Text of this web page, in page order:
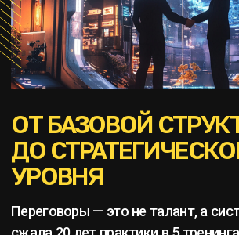
также сохранять партнерские отношения.
Переговоры — это не талант и не «говорить
красиво». Это измеримый набор навыков и
индикаторов: заявлять свою позицию, приводить
аргументы, задавать вопросы, искать win-win
учитывать риски, противостоять манипуляциям и
коварным уловкам, выстраивать переговорные
стратегии, создавать коалиции, управлять своими
эмоциями, налаживать контакт со сложными
визави и многое, многое другое